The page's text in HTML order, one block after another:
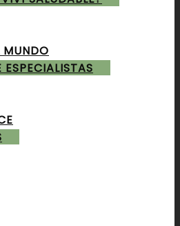
& TORTAS
MUNDO